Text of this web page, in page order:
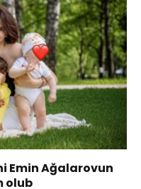
Emin Ağalarovun
olub